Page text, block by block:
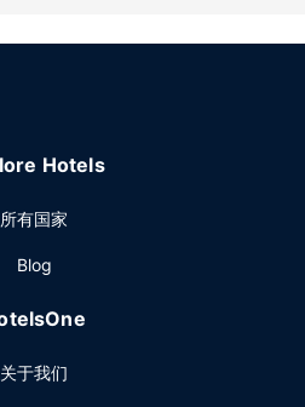
Hotels
所有国家
Blog
关于我们